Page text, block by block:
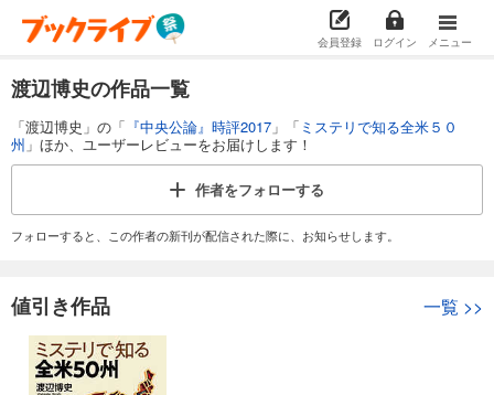
会員登録 ログイン メニュー
渡辺博史の作品一覧
「渡辺博史」の「 『中央公論』時評2017 」「 ミステリで知る全米５０
州 」ほか、ユーザーレビューをお届けします！
作者をフォローする
フォローすると、この作者の新刊が配信された際に、お知らせします。
値引き作品 一覧 >>